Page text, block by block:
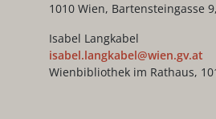
1010 Wien, Bartensteingasse
Isabel Langkabel
isabel.langkabel@wien.gv.at
Wienbibliothek im Rathaus,